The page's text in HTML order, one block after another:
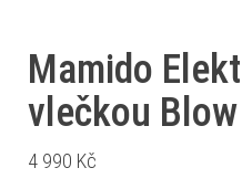
Mamido
vlečkou
4 990 Kč